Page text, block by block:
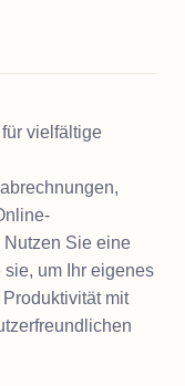
vielfältige
Nutzen Sie eine
um Ihr eigenes
mit